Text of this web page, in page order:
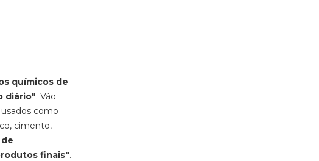
químicos de
diário". Vão
como
cimento,
finais".